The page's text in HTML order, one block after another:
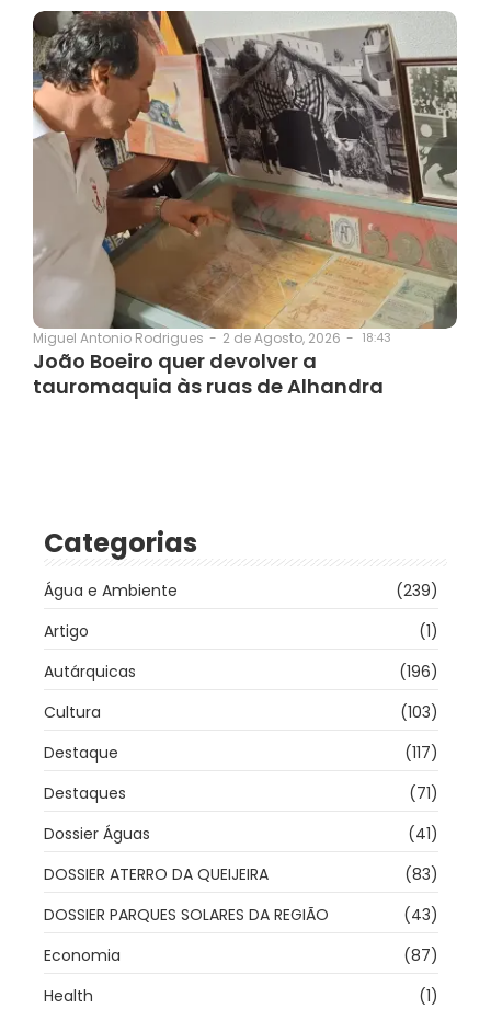
Miguel Antonio Rodrigues - 2 de Agosto, 2026 - 18:43
João Boeiro quer devolver a
tauromaquia às ruas de Alhandra
Categorias
Água e Ambiente
(239)
Artigo
(1)
Autárquicas
(196)
Cultura
(103)
Destaque
(117)
Destaques
(71)
Dossier Águas
(41)
DOSSIER ATERRO DA QUEIJEIRA
(83)
DOSSIER PARQUES SOLARES DA REGIÃO
(43)
Economia
(87)
Health
(1)